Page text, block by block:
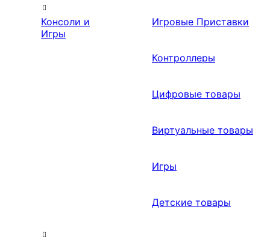
Консоли и
Игры
Игровые Приставки
Контроллеры
Цифровые товары
Виртуальные товары
Игры
Детские товары